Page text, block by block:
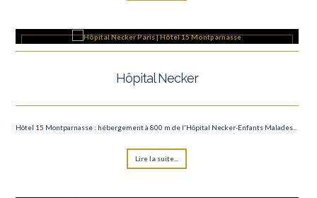
Hôpital Necker
Hôtel 15 Montparnasse : hébergement à 800 m de l'Hôpital Necker-Enfants Malades...
Lire la suite...